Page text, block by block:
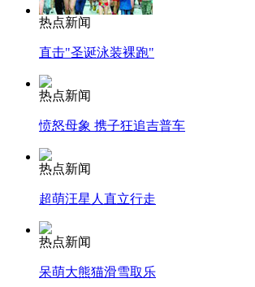
热点新闻
直击"圣诞泳装裸跑"
热点新闻
愤怒母象 携子狂追吉普车
热点新闻
超萌汪星人直立行走
热点新闻
呆萌大熊猫滑雪取乐